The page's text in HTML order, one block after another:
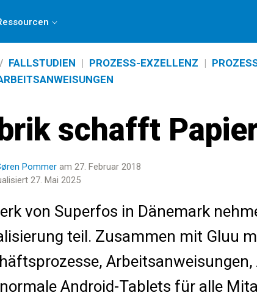
/ FALLSTUDIEN | PROZESS-EXZELLENZ |
schafft
Pommer am 27. Februar 2018
27. Mai 2025
von Superfos in Dänemark
teil. Zusammen mit Gluu
Android-Tablets für alle
2025, indem Sie